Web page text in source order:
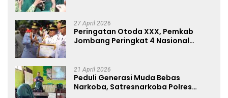
27 April 2026
Peringatan Otoda XXX, Pemkab
Jombang Peringkat 4 Nasional
21 April 2026
Peduli Generasi Muda Bebas
Narkoba, Satresnarkoba Polres